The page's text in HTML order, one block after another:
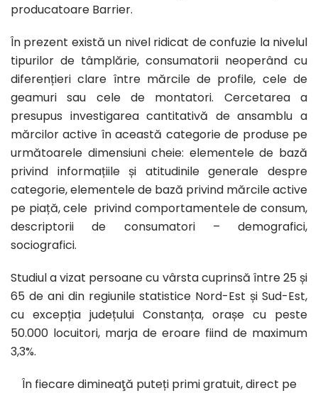
producatoare Barrier.
În prezent există un nivel ridicat de confuzie la nivelul
tipurilor de tâmplărie, consumatorii neoperând cu
diferențieri clare între mărcile de profile, cele de
geamuri sau cele de montatori. Cercetarea a
presupus investigarea cantitativă de ansamblu a
mărcilor active în această categorie de produse pe
următoarele dimensiuni cheie: elementele de bază
privind informațiile și atitudinile generale despre
categorie, elementele de bază privind mărcile active
pe piață, cele privind comportamentele de consum,
descriptorii de consumatori – demografici,
sociografici.
Studiul a vizat persoane cu vârsta cuprinsă între 25 și
65 de ani din regiunile statistice Nord-Est și Sud-Est,
cu excepția județului Constanța, orașe cu peste
50.000 locuitori, marja de eroare fiind de maximum
3,3%.
În fiecare dimineaţă puteți primi gratuit, direct pe